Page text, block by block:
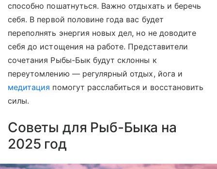
способно пошатнуться. Важно отдыхать и беречь
себя. В первой половине года вас будет
переполнять энергия новых дел, но не доводите
себя до истощения на работе. Представители
сочетания Рыбы-Бык будут склонны к
переутомлению — регулярный отдых, йога и
медитация помогут расслабиться и восстановить
силы.
Советы для Рыб-Быка на
2025 год